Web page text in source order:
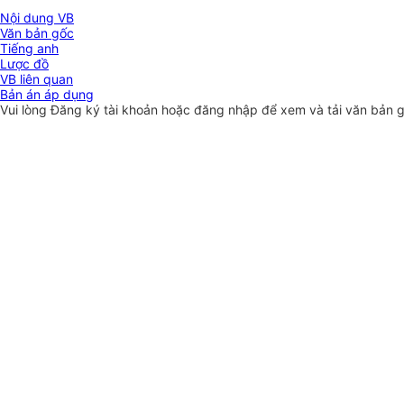
Nội dung VB
Văn bản gốc
Tiếng anh
Lược đồ
VB liên quan
Bản án áp dụng
Vui lòngĐăng ký tài khoản hoặc đăng nhập để xem và tải văn bản